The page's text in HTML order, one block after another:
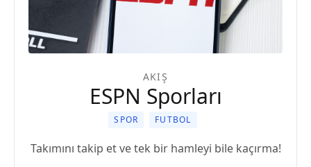
AKIŞ
ESPN Sporları
SPOR FUTBOL
Takımını takip et ve tek bir hamleyi bile kaçırma!